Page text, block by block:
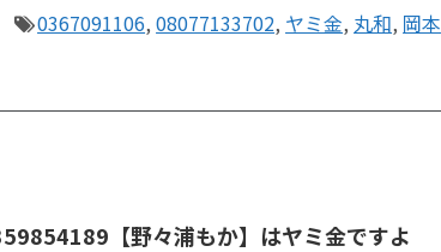
0367091106,08077133702, ヤミ金, 丸和, 岡本
【野々浦もか】はヤミ金ですよ